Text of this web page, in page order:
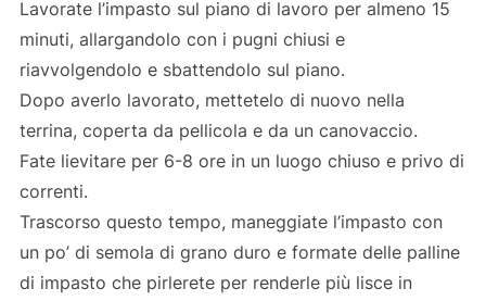
Lavorate l’impasto sul piano di lavoro per almeno 15
minuti, allargandolo con i pugni chiusi e
riavvolgendolo e sbattendolo sul piano.
Dopo averlo lavorato, mettetelo di nuovo nella
terrina, coperta da pellicola e da un canovaccio.
Fate lievitare per 6-8 ore in un luogo chiuso e privo di
correnti.
Trascorso questo tempo, maneggiate l’impasto con
un po’ di semola di grano duro e formate delle palline
di impasto che pirlerete per renderle più lisce in